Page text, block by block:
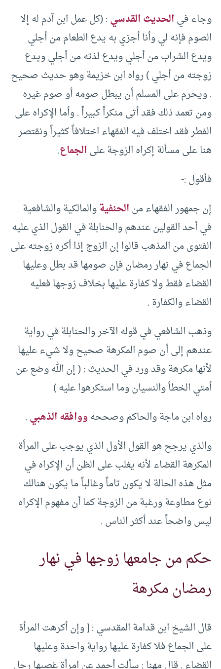
وجاء فيالحديث القدسي: (كل عمل ابن آدم له إلا
الصوم فإنه لي وأنا أجزي به يدع الطعام من أجلي
ويدع الشراب من أجلي ويدع لذته من أجلي ويدع
زوجته من أجلي ) رواه ابن خزيمة وهو حديث صحيح
. ويحرم على المسلم أن يبطل صومه أو صوم غيره
ومن تعمد ذلك فقد أتى منكراً كبيراً . وأما الإكراه على
الفطر فقد اختلف فيه الفقهاء اختلافاً كثيراً ونقتصر
هنا على مسألة إكراه الزوجة علىالجماع.
فأقول :-
إن جمهور الفقهاء منالحنفيةوالمالكية والشافعية
في أحد القولين عندهم والحنابلة في القول الذي عليه
الفتوى من المذهب قالوا إن الزوج إذا أكره زوجته على
الجماع في نهار رمضان فإن صومها قد بطل وعليها
القضاء فقط ولا كفارة عليها بخلاف زوجها فعليه
القضاء والكفارة .
وذهب الشافعي في قوله الآخر والحنابلة في رواية
عندهم إلى أن صوم المكرهة صحيح ولا شيء عليها
لأنها مكرهة وقد ورد في الحديث : ( إن الله وضع عن
أمتي الخطأ والنسيان وما استكرهوا عليه )
رواه ابن ماجة والحاكم وصححهووافقه الذهبي.
والذي يرجح هو القول الأول الذي يوجب على المرأة
المكرهة القضاء لأنه يغلب على الظن أن الإكراه في
مثل هذه الحالة لا يكون تاماً وغالباً ما يكون هنالك
نوع مطاوعة ورغبة من الزوجة كما أن مفهوم الإكراه
ليس واضحاً عند أكثر الناس .
حكم من جامعها زوجها في نهار
رمضان مكرهة
قال الشيخ ابن قدامة المقدسي : [ وإن أكرهت المرأة
على الجماع فلا كفارة عليها رواية واحدة وعليها